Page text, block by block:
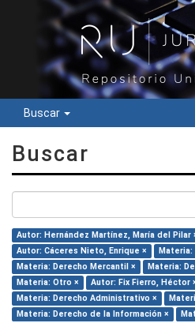
Buscar
Buscar
Autor: Hernández Martínez, María del Pilar
Autor: Cáceres Nieto, Enrique ×
Materia:
Materia: Derecho Mercantil ×
Materia:
Materia: Otro ×
Autor: Fix Fierro, Héctor
Materia: Derecho Administrativo ×
Materia: Derecho de la Información ×